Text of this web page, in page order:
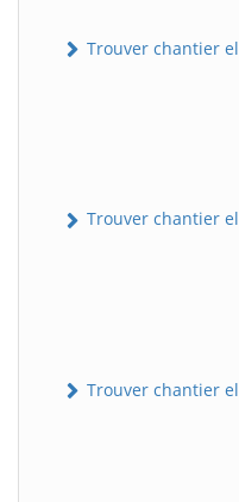
Trouver chantier
Trouver chantier
Trouver chantier